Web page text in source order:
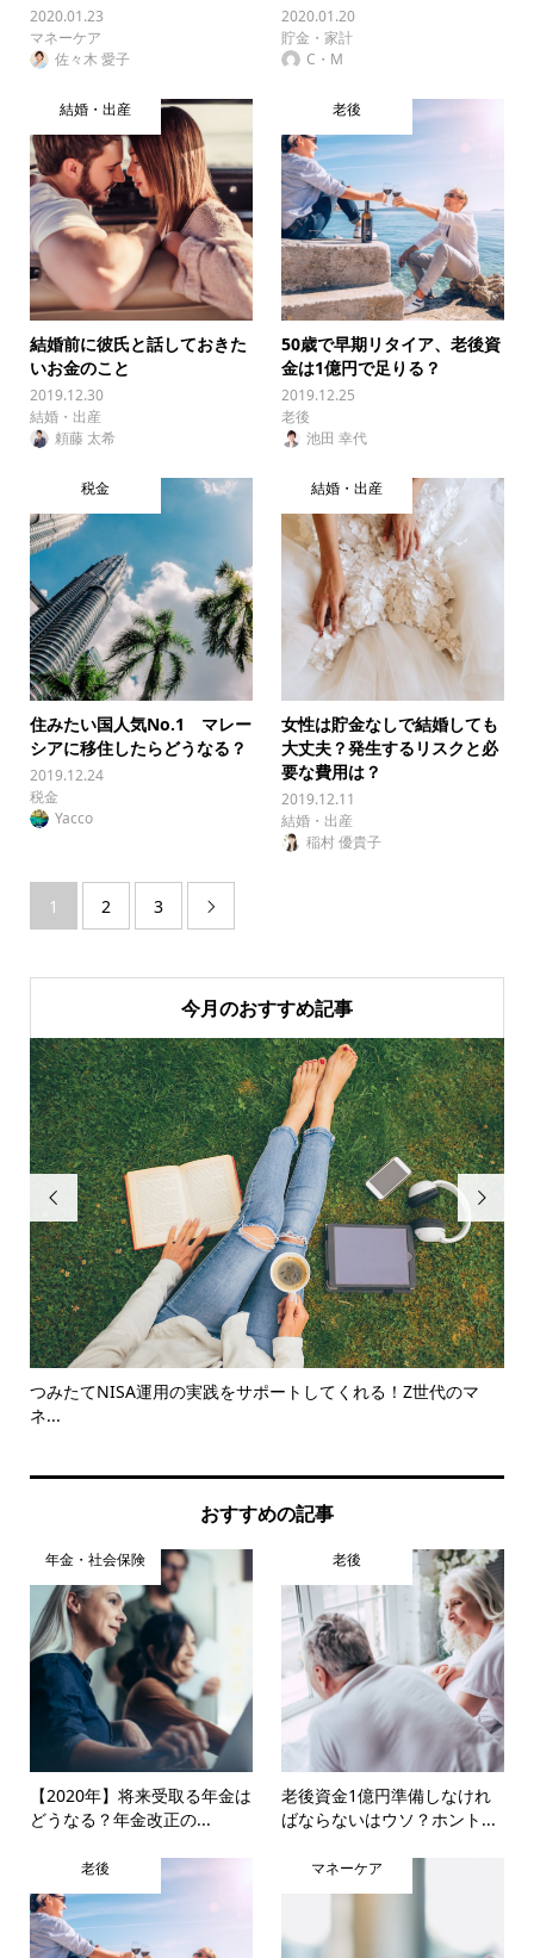
2020.01.23
マネーケア
佐々木 愛子
2020.01.20
貯金・家計
C・M
結婚・出産
結婚前に彼氏と話しておきた
いお金のこと
2019.12.30
結婚・出産
頼藤 太希
老後
50歳で早期リタイア、老後資
金は1億円で足りる？
2019.12.25
老後
池田 幸代
税金
住みたい国人気No.1 マレー
シアに移住したらどうなる？
2019.12.24
税金
Yacco
結婚・出産
女性は貯金なしで結婚しても
大丈夫？発生するリスクと必
要な費用は？
2019.12.11
結婚・出産
稲村 優貴子
1 2 3 
今月のおすすめ記事

つみたてNISA運用の実践をサポートしてくれる！Z世代のマ
ネ...

おすすめの記事
年金・社会保険
【2020年】将来受取る年金は
どうなる？年金改正の...
老後
老後資金1億円準備しなけれ
ばならないはウソ？ホント...
老後 マネーケア